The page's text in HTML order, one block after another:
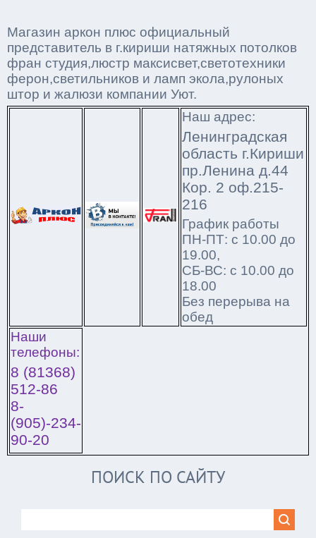
Магазин аркон плюс официальный
представитель в г.кириши натяжных потолков
фран студия,люстр максисвет,светотехники
ферон,светильников и ламп экола,рулоных
штор и жалюзи компании Уют.
Наш адрес:
Ленинградская
область г.Кириши
пр.Ленина д.44
Кор. 2 оф.215-
216
График работы
ПН-ПТ: с 10.00 до
19.00,
СБ-ВС: с 10.00 до
18.00
Без перерыва на
обед
Наши
телефоны:
8 (81368)
512-86
8-
(905)-234-
90-20
ПОИСК ПО САЙТУ